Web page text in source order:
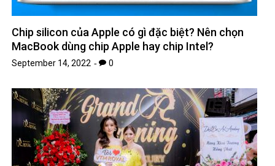
Chip silicon của Apple có gì đặc biệt? Nên chọn
MacBook dùng chip Apple hay chip Intel?
September 14, 2022 0